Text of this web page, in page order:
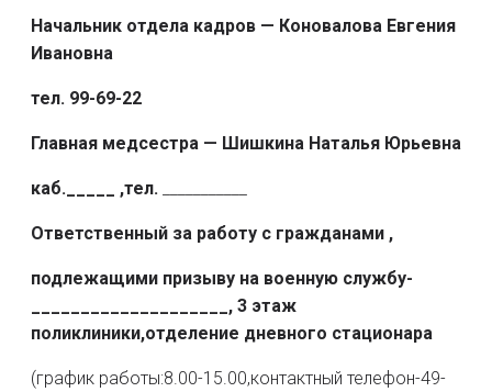
Начальник отдела кадров — Коновалова Евгения
Ивановна
тел. 99-69-22
Главная медсестра — Шишкина Наталья Юрьевна
каб._____ ,тел.
Ответственный за работу с гражданами ,
подлежащими призыву на военную службу-
____________________, 3 этаж
поликлиники,отделение дневного стационара
(график работы:8.00-15.00,контактный телефон-49-